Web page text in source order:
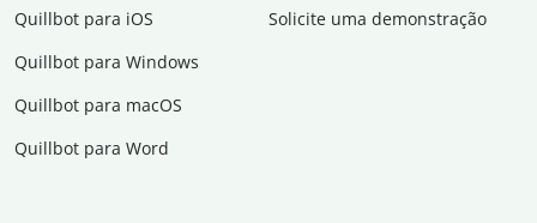
Quillbot para iOS
Quillbot para Windows
Quillbot para macOS
Quillbot para Word
Solicite uma demonstração